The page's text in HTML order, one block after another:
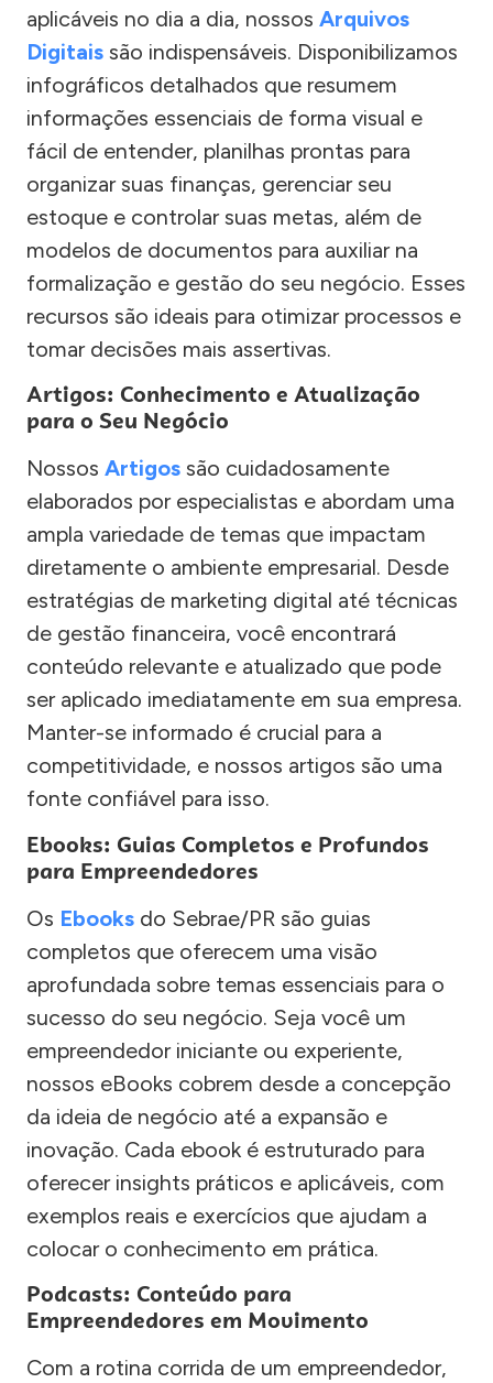
aplicáveis no dia a dia, nossos Arquivos
Digitais são indispensáveis. Disponibilizamos
infográficos detalhados que resumem
informações essenciais de forma visual e
fácil de entender, planilhas prontas para
organizar suas finanças, gerenciar seu
estoque e controlar suas metas, além de
modelos de documentos para auxiliar na
formalização e gestão do seu negócio. Esses
recursos são ideais para otimizar processos e
tomar decisões mais assertivas.
Artigos: Conhecimento e Atualização
para o Seu Negócio
Nossos Artigos são cuidadosamente
elaborados por especialistas e abordam uma
ampla variedade de temas que impactam
diretamente o ambiente empresarial. Desde
estratégias de marketing digital até técnicas
de gestão financeira, você encontrará
conteúdo relevante e atualizado que pode
ser aplicado imediatamente em sua empresa.
Manter-se informado é crucial para a
competitividade, e nossos artigos são uma
fonte confiável para isso.
Ebooks: Guias Completos e Profundos
para Empreendedores
Os Ebooks do Sebrae/PR são guias
completos que oferecem uma visão
aprofundada sobre temas essenciais para o
sucesso do seu negócio. Seja você um
empreendedor iniciante ou experiente,
nossos eBooks cobrem desde a concepção
da ideia de negócio até a expansão e
inovação. Cada ebook é estruturado para
oferecer insights práticos e aplicáveis, com
exemplos reais e exercícios que ajudam a
colocar o conhecimento em prática.
Podcasts: Conteúdo para
Empreendedores em Movimento
Com a rotina corrida de um empreendedor,